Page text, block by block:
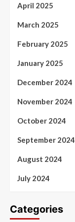
April 2025
March 2025
February 2025
January 2025
December 2024
November 2024
October 2024
September 2024
August 2024
July 2024
Categories